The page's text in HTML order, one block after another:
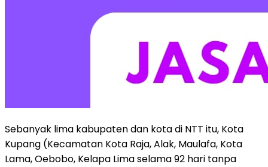
Sebanyak lima kabupaten dan kota di NTT itu, Kota
Kupang (Kecamatan Kota Raja, Alak, Maulafa, Kota
Lama, Oebobo, Kelapa Lima selama 92 hari tanpa